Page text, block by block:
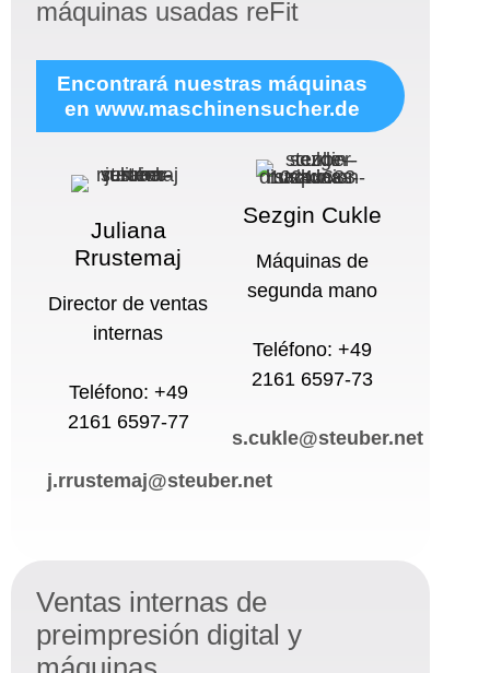
máquinas usadas reFit
Encontrará nuestras máquinas
en www.maschinensucher.de
Juliana
Rrustemaj
Director de ventas
internas
Teléfono: +49
2161 6597-77
j.rrustemaj@steuber.net
Sezgin Cukle
Máquinas de
segunda mano
Teléfono: +49
2161 6597-73
s.cukle@steuber.net
Ventas internas de
preimpresión digital y